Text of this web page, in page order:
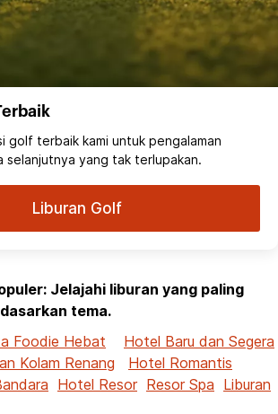
golf terbaik kami untuk pengalaman
selanjutnya yang tak terlupakan.
Liburan Golf
Jelajahi liburan yang paling
tema.
Foodie Hebat
Hotel Baru dan Segera
Kolam Renang
Hotel Romantis
Hotel Resor Resor Spa Liburan